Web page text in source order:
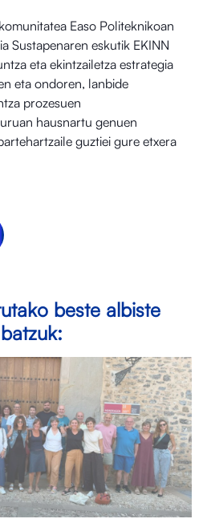
Easo Politeknikoan
Sustapenaren eskutik EKINN
eta ekintzailetza estrategia
eta ondoren, lanbide
prozesuen
hausnartu genuen
guztiei gure etxera
beste albiste
batzuk: